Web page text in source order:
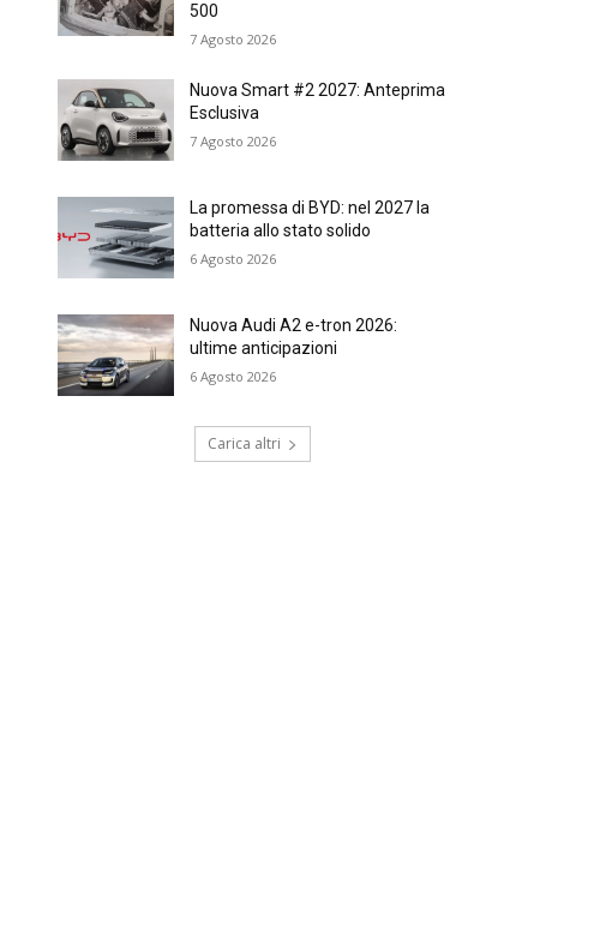
500
7 Agosto 2026
Nuova Smart #2 2027: Anteprima
Esclusiva
7 Agosto 2026
La promessa di BYD: nel 2027 la
batteria allo stato solido
6 Agosto 2026
Nuova Audi A2 e-tron 2026:
ultime anticipazioni
6 Agosto 2026
Carica altri